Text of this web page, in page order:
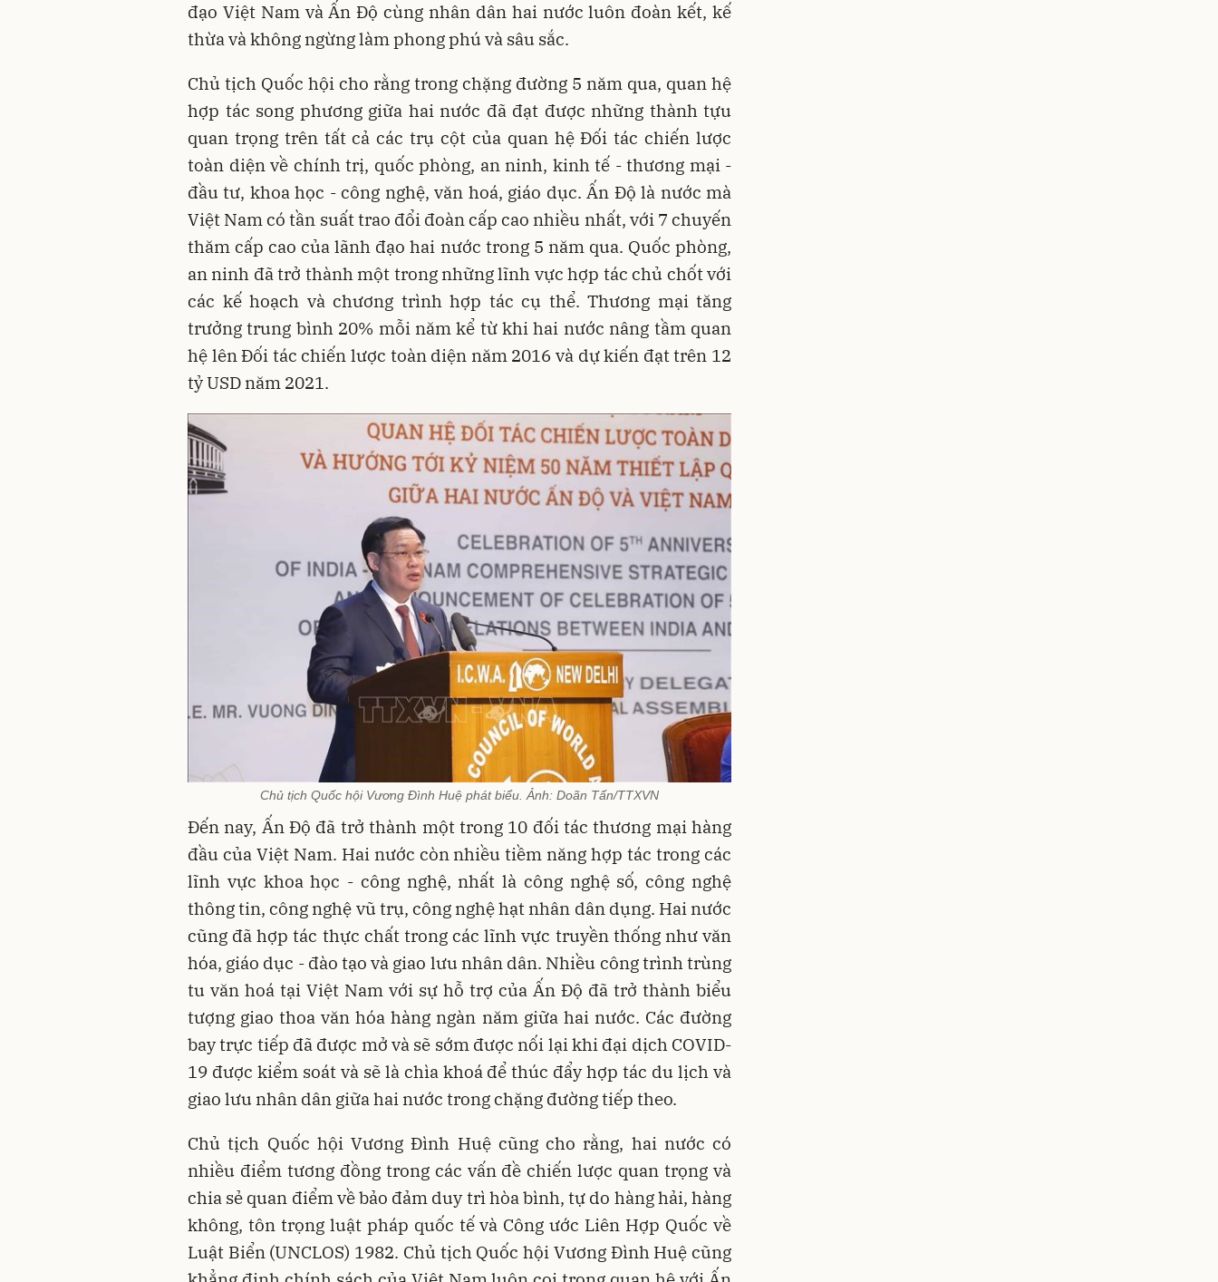
đạo Việt Nam và Ấn Độ cùng nhân dân hai nước luôn đoàn kết, kế
thừa và không ngừng làm phong phú và sâu sắc.
Chủ tịch Quốc hội cho rằng trong chặng đường 5 năm qua, quan hệ
hợp tác song phương giữa hai nước đã đạt được những thành tựu
quan trọng trên tất cả các trụ cột của quan hệ Đối tác chiến lược
toàn diện về chính trị, quốc phòng, an ninh, kinh tế - thương mại -
đầu tư, khoa học - công nghệ, văn hoá, giáo dục. Ấn Độ là nước mà
Việt Nam có tần suất trao đổi đoàn cấp cao nhiều nhất, với 7 chuyến
thăm cấp cao của lãnh đạo hai nước trong 5 năm qua. Quốc phòng,
an ninh đã trở thành một trong những lĩnh vực hợp tác chủ chốt với
các kế hoạch và chương trình hợp tác cụ thể. Thương mại tăng
trưởng trung bình 20% mỗi năm kể từ khi hai nước nâng tầm quan
hệ lên Đối tác chiến lược toàn diện năm 2016 và dự kiến đạt trên 12
tỷ USD năm 2021.
Chủ tịch Quốc hội Vương Đình Huệ phát biểu. Ảnh: Doãn Tấn/TTXVN
Đến nay, Ấn Độ đã trở thành một trong 10 đối tác thương mại hàng
đầu của Việt Nam. Hai nước còn nhiều tiềm năng hợp tác trong các
lĩnh vực khoa học - công nghệ, nhất là công nghệ số, công nghệ
thông tin, công nghệ vũ trụ, công nghệ hạt nhân dân dụng. Hai nước
cũng đã hợp tác thực chất trong các lĩnh vực truyền thống như văn
hóa, giáo dục - đào tạo và giao lưu nhân dân. Nhiều công trình trùng
tu văn hoá tại Việt Nam với sự hỗ trợ của Ấn Độ đã trở thành biểu
tượng giao thoa văn hóa hàng ngàn năm giữa hai nước. Các đường
bay trực tiếp đã được mở và sẽ sớm được nối lại khi đại dịch COVID-
19 được kiểm soát và sẽ là chìa khoá để thúc đẩy hợp tác du lịch và
giao lưu nhân dân giữa hai nước trong chặng đường tiếp theo.
Chủ tịch Quốc hội Vương Đình Huệ cũng cho rằng, hai nước có
nhiều điểm tương đồng trong các vấn đề chiến lược quan trọng và
chia sẻ quan điểm về bảo đảm duy trì hòa bình, tự do hàng hải, hàng
không, tôn trọng luật pháp quốc tế và Công ước Liên Hợp Quốc về
Luật Biển (UNCLOS) 1982. Chủ tịch Quốc hội Vương Đình Huệ cũng